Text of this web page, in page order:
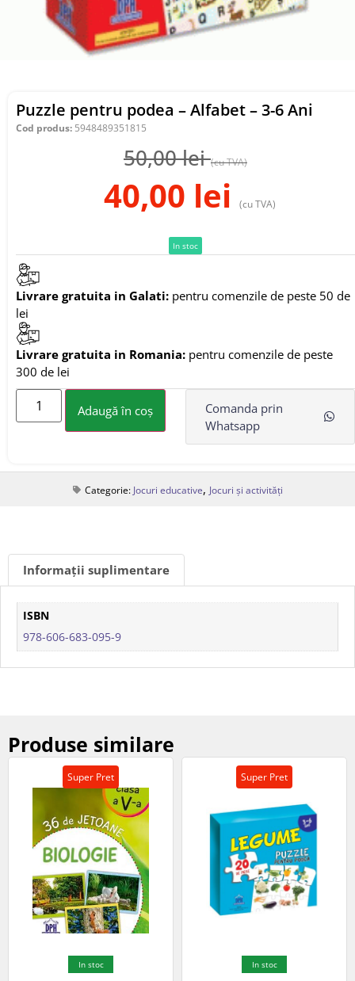
Puzzle pentru podea – Alfabet – 3-6 Ani
Cod produs: 5948489351815
50,00lei (cu TVA)
40,00 lei (cu TVA)
In stoc
Livrare gratuita in Galati: pentru comenzile de peste 50 de
lei
Livrare gratuita in Romania: pentru comenzile de peste
300 de lei
Adaugă în coș
Comanda prin
Whatsapp
Categorie: Jocuri educative, Jocuri și activități
Informații suplimentare
ISBN
978-606-683-095-9
Produse similare
Super Pret
In stoc
Super Pret
In stoc